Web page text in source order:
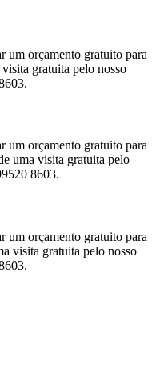
um orçamento gratuito para
gratuita pelo nosso
um orçamento gratuito para
uma visita gratuita pelo
8603.
um orçamento gratuito para
visita gratuita pelo nosso